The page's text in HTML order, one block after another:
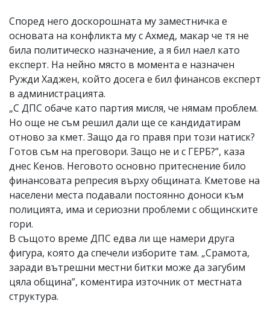
Според него доскорошната му заместничка е
основата на конфликта му с Ахмед, макар че тя не
била политическо назначение, а я бил наел като
експерт. На нейно място в момента е назначен
Ружди Хаджен, който досега е бил финансов експерт
в администрацията.
„С ДПС обаче като партия мисля, че нямам проблем.
Но още не съм решил дали ще се кандидатирам
отново за кмет. Защо да го правя при този натиск?
Готов съм на преговори. Защо не и с ГЕРБ?”, каза
днес Кенов. Неговото основно притеснение било
финансовата репресия върху общината. Кметове на
населени места подавали постоянно доноси към
полицията, има и сериозни проблеми с общинските
гори.
В същото време ДПС едва ли ще намери друга
фигура, която да спечели изборите там. „Срамота,
заради вътрешни местни битки може да загубим
цяла община”, коментира източник от местната
структура.